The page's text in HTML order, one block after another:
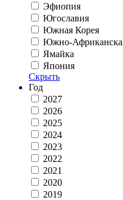
Эфиопия
Югославия
Южная Корея
Южно-
Ямайка
Япония
Скрыть
Год
2027
2026
2025
2024
2023
2022
2021
2020
2019